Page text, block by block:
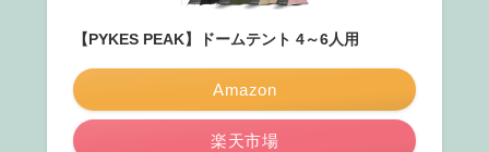
【PYKES PEAK】ドームテント 4～6人用
Amazon
楽天市場